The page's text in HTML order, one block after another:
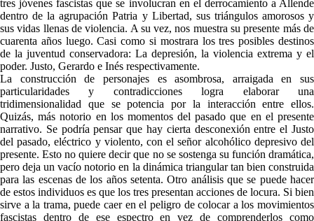
tres jóvenes fascistas que se involucran en el derrocamiento a Allende
dentro de la agrupación Patria y Libertad, sus triángulos amorosos y
sus vidas llenas de violencia. A su vez, nos muestra su presente más de
cuarenta años luego. Casi como si mostrara los tres posibles destinos
de la juventud conservadora: La depresión, la violencia extrema y el
poder. Justo, Gerardo e Inés respectivamente.
La construcción de personajes es asombrosa, arraigada en sus
particularidades y contradicciones logra elaborar una
tridimensionalidad que se potencia por la interacción entre ellos.
Quizás, más notorio en los momentos del pasado que en el presente
narrativo. Se podría pensar que hay cierta desconexión entre el Justo
del pasado, eléctrico y violento, con el señor alcohólico depresivo del
presente. Esto no quiere decir que no se sostenga su función dramática,
pero deja un vacío notorio en la dinámica triangular tan bien construida
para las escenas de los años setenta. Otro análisis que se puede hacer
de estos individuos es que los tres presentan acciones de locura. Si bien
sirve a la trama, puede caer en el peligro de colocar a los movimientos
fascistas dentro de ese espectro en vez de comprenderlos como